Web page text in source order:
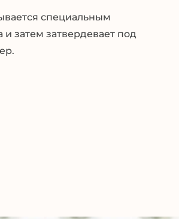
специальным
затем затвердевает под